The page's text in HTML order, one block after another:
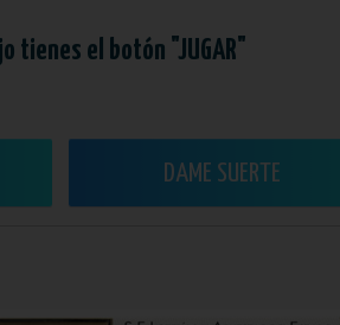
tienes el botón "JUGAR"
DAME SUERTE